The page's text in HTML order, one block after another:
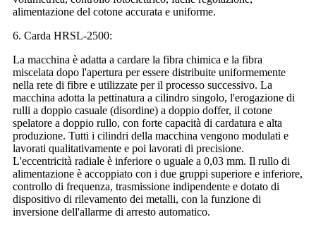
alimentazione del cotone accurata e uniforme.
6. Carda HRSL-2500:
La macchina è adatta a cardare la fibra chimica e la fibra
miscelata dopo l'apertura per essere distribuite uniformemente
nella rete di fibre e utilizzate per il processo successivo. La
macchina adotta la pettinatura a cilindro singolo, l'erogazione di
rulli a doppio casuale (disordine) a doppio doffer, il cotone
spelatore a doppio rullo, con forte capacità di cardatura e alta
produzione. Tutti i cilindri della macchina vengono modulati e
lavorati qualitativamente e poi lavorati di precisione.
L'eccentricità radiale è inferiore o uguale a 0,03 mm. Il rullo di
alimentazione è accoppiato con i due gruppi superiore e inferiore,
controllo di frequenza, trasmissione indipendente e dotato di
dispositivo di rilevamento dei metalli, con la funzione di
inversione dell'allarme di arresto automatico.